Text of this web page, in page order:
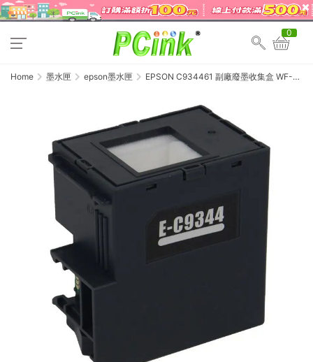
0
Home 墨水匣 epson墨水匣
EPSON C934461 副廠廢墨收集盒 WF-